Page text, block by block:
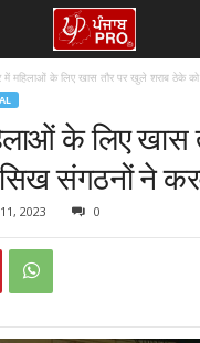
में महिलाओं के लिए खास तौर पर खुले शराब ठेके
के लिए खास
संगठनों ने
2023 0